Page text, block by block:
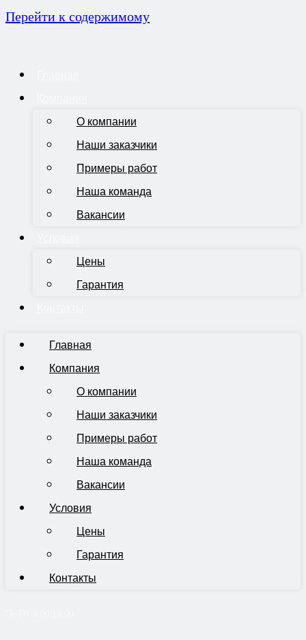
Перейти к содержимому
О компании
Наши заказчики
Примеры работ
Наша команда
Вакансии
Цены
Гарантия
Главная
Компания
О компании
Наши заказчики
Примеры работ
Наша команда
Вакансии
Условия
Цены
Гарантия
Контакты